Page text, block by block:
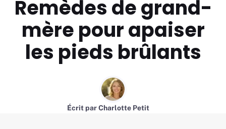
Remèdes de grand-
mère pour apaiser
les pieds brûlants
Écrit parCharlotte Petit